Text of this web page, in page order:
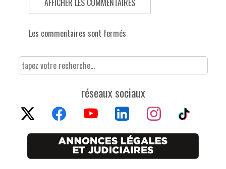
AFFICHER LES COMMENTAIRES
Les commentaires sont fermés
réseaux sociaux